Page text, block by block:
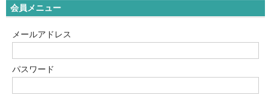
会員メニュー
メールアドレス
パスワード